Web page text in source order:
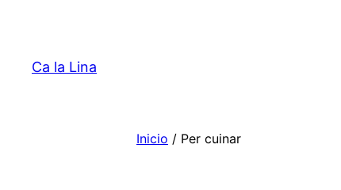
contenido
Ca la Lina
Inicio / Per cuinar